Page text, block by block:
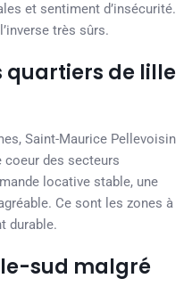
et sentiment d’insécurité.
très sûrs.
quartiers de lille
Saint-Maurice Pellevoisin
coeur des secteurs
locative stable, une
Ce sont les zones à
durable.
sud malgré